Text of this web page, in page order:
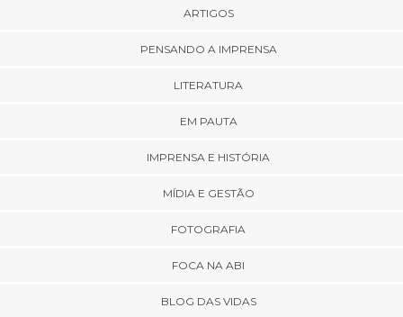
ARTIGOS
PENSANDO A IMPRENSA
LITERATURA
EM PAUTA
IMPRENSA E HISTÓRIA
MÍDIA E GESTÃO
FOTOGRAFIA
FOCA NA ABI
BLOG DAS VIDAS